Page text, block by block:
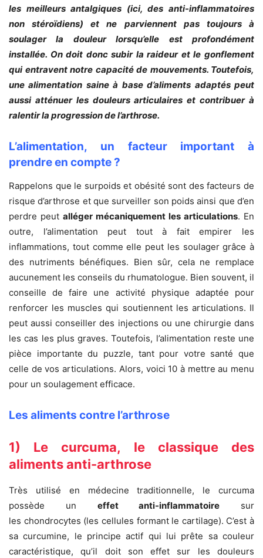
les meilleurs antalgiques (ici, des anti-inflammatoires
non stéroïdiens) et ne parviennent pas toujours à
soulager la douleur lorsqu’elle est profondément
installée. On doit donc subir la raideur et le gonflement
qui entravent notre capacité de mouvements. Toutefois,
une alimentation saine à base d’aliments adaptés peut
aussi atténuer les douleurs articulaires et contribuer à
ralentir la progression de l’arthrose.
L’alimentation, un facteur important à
prendre en compte ?
Rappelons que le surpoids et obésité sont des facteurs de
risque d’arthrose et que surveiller son poids ainsi que d’en
perdre peut alléger mécaniquement les articulations. En
outre, l’alimentation peut tout à fait empirer les
inflammations, tout comme elle peut les soulager grâce à
des nutriments bénéfiques. Bien sûr, cela ne remplace
aucunement les conseils du rhumatologue. Bien souvent, il
conseille de faire une activité physique adaptée pour
renforcer les muscles qui soutiennent les articulations. Il
peut aussi conseiller des injections ou une chirurgie dans
les cas les plus graves. Toutefois, l’alimentation reste une
pièce importante du puzzle, tant pour votre santé que
celle de vos articulations. Alors, voici 10 à mettre au menu
pour un soulagement efficace.
Les aliments contre l’arthrose
1) Le curcuma, le classique des
aliments anti-arthrose
Très utilisé en médecine traditionnelle, le curcuma
possède un effet anti-inflammatoire sur
les chondrocytes (les cellules formant le cartilage). C’est à
sa curcumine, le principe actif qui lui prête sa couleur
caractéristique, qu’il doit son effet sur les douleurs